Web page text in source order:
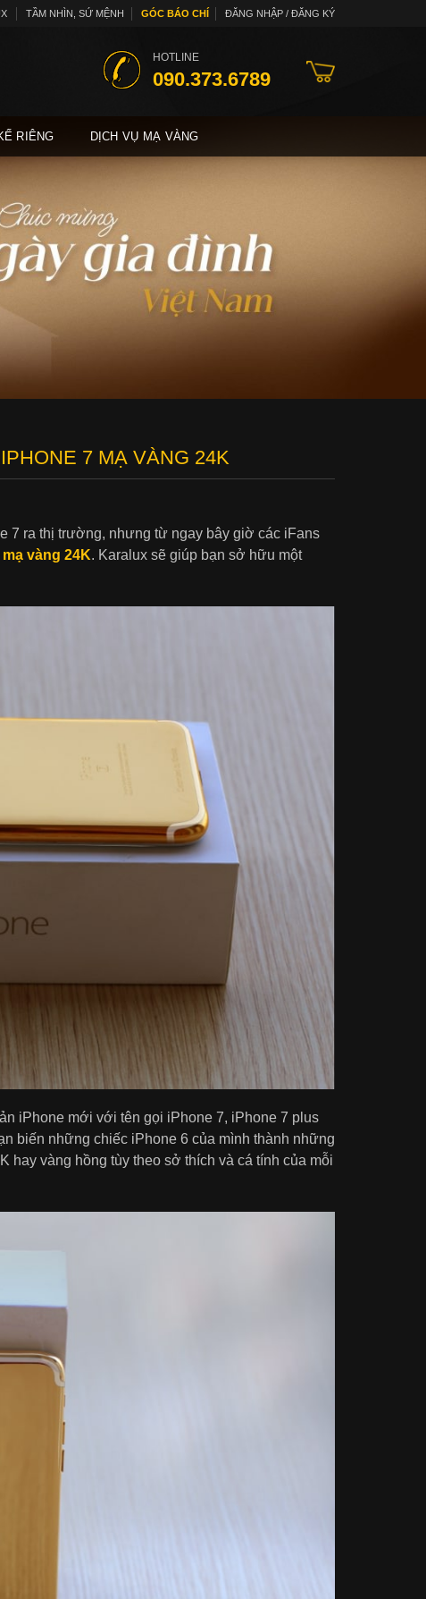
TẦM NHÌN, SỨ MỆNH GÓC BÁO CHÍ ĐĂNG NHẬP / ĐĂNG KÝ
HOTLINE
090.373.6789
RIÊNG DỊCH VỤ MẠ VÀNG
7 MẠ VÀNG 24K
7 ra thị trường, nhưng từ ngay bây giờ các iFans
mạ vàng 24K. Karalux sẽ giúp bạn sở hữu một
iPhone mới với tên gọi iPhone 7, iPhone 7 plus
biến những chiếc iPhone 6 của mình thành những
hay vàng hồng tùy theo sở thích và cá tính của mỗi